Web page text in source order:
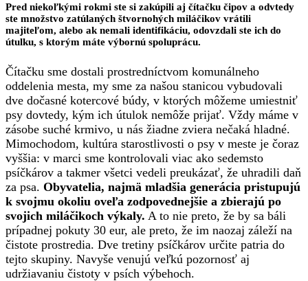
Pred niekoľkými rokmi ste si zakúpili aj čítačku čipov a odvtedy
ste množstvo zatúlaných štvornohých miláčikov vrátili
majiteľom, alebo ak nemali identifikáciu, odovzdali ste ich do
útulku, s ktorým máte výbornú spoluprácu.
Čítačku sme dostali prostredníctvom komunálneho
oddelenia mesta, my sme za našou stanicou vybudovali
dve dočasné kotercové búdy, v ktorých môžeme umiestniť
psy dovtedy, kým ich útulok nemôže prijať. Vždy máme v
zásobe suché krmivo, u nás žiadne zviera nečaká hladné.
Mimochodom, kultúra starostlivosti o psy v meste je čoraz
vyššia: v marci sme kontrolovali viac ako sedemsto
psíčkárov a takmer všetci vedeli preukázať, že uhradili daň
za psa. Obyvatelia, najmä mladšia generácia pristupujú
k svojmu okoliu oveľa zodpovednejšie a zbierajú po
svojich miláčikoch výkaly. A to nie preto, že by sa báli
prípadnej pokuty 30 eur, ale preto, že im naozaj záleží na
čistote prostredia. Dve tretiny psíčkárov určite patria do
tejto skupiny. Navyše venujú veľkú pozornosť aj
udržiavaniu čistoty v psích výbehoch.